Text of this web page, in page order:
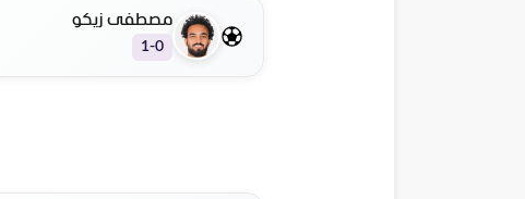
مصطفى زيكو
1-0